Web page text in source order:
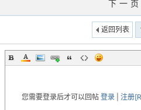
下一
返回列表
您需要登录后才可以回帖 登录 注册